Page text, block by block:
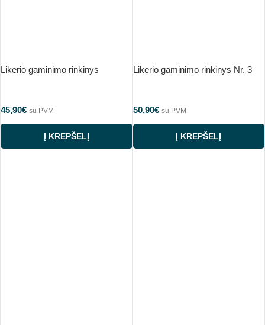
Likerio gaminimo rinkinys
45,90€ su PVM
Į KREPŠELĮ
Likerio gaminimo rinkinys Nr. 3
50,90€ su PVM
Į KREPŠELĮ